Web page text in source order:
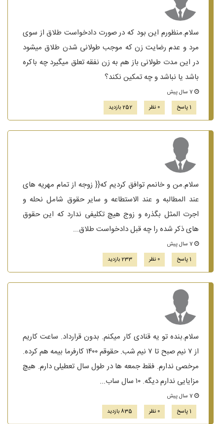
سلام.منظورم این بود که در صورت دادخواست طلاق از سوی
مرد و عدم رضایت زن که موجب طولانی شدن طلاق میشود
در این مدت طولانی باز هم به زن نفقه تعلق میگیرد چه باکره
باشد یا نباشد و چه تمکین نکند؟
1 پاسخ
0 نظر 252 بازدید
سلام.من و خانمم توافق کردیم که{{ زوجه از تمام مهریه های
عند المطالبه و عند الاستطاعه و سایر حقوق شامل نحله و
اجرت المثل بگذره و زوج هیچ تکلیفی ندارد که این حقوق
های ذکر شده را چه قبل دادخواست طلاق...
1 پاسخ
0 نظر 233 بازدید
سلام.بنده تو یه قنادی کار میکنم. بدون قرارداد. ساعت کاریم
از ۷ نیم صبح تا ۷ نیم شب. حقوقم ۱۴۰۰ کارفرما بیمه هم کرده.
مرخصی ندارم. فقط جمعه ها در طول سال تعطیلی دارم. هیچ
مزایایی ندارم دیگه. ۱۰ سال ساب...
1 پاسخ
0 نظر 835 بازدید